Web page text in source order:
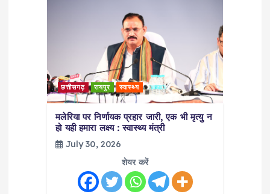
छत्तीसगढ़ रायपुर स्वास्थ्य
मलेरिया पर निर्णायक प्रहार जारी, एक भी मृत्यु न
हो यही हमारा लक्ष्य : स्वास्थ्य मंत्री
July 30, 2026
शेयर करें